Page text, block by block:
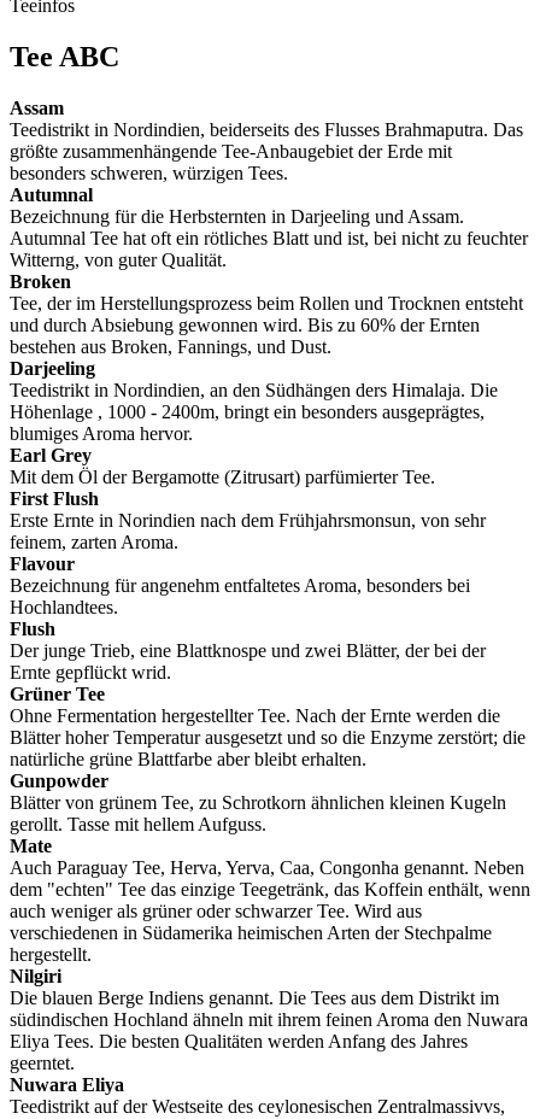
Teeinfos
Tee ABC
Assam
Teedistrikt in Nordindien, beiderseits des Flusses Brahmaputra. Das
größte zusammenhängende Tee-Anbaugebiet der Erde mit
besonders schweren, würzigen Tees.
Autumnal
Bezeichnung für die Herbsternten in Darjeeling und Assam.
Autumnal Tee hat oft ein rötliches Blatt und ist, bei nicht zu feuchter
Witterng, von guter Qualität.
Broken
Tee, der im Herstellungsprozess beim Rollen und Trocknen entsteht
und durch Absiebung gewonnen wird. Bis zu 60% der Ernten
bestehen aus Broken, Fannings, und Dust.
Darjeeling
Teedistrikt in Nordindien, an den Südhängen ders Himalaja. Die
Höhenlage , 1000 - 2400m, bringt ein besonders ausgeprägtes,
blumiges Aroma hervor.
Earl Grey
Mit dem Öl der Bergamotte (Zitrusart) parfümierter Tee.
First Flush
Erste Ernte in Norindien nach dem Frühjahrsmonsun, von sehr
feinem, zarten Aroma.
Flavour
Bezeichnung für angenehm entfaltetes Aroma, besonders bei
Hochlandtees.
Flush
Der junge Trieb, eine Blattknospe und zwei Blätter, der bei der
Ernte gepflückt wrid.
Grüner Tee
Ohne Fermentation hergestellter Tee. Nach der Ernte werden die
Blätter hoher Temperatur ausgesetzt und so die Enzyme zerstört; die
natürliche grüne Blattfarbe aber bleibt erhalten.
Gunpowder
Blätter von grünem Tee, zu Schrotkorn ähnlichen kleinen Kugeln
gerollt. Tasse mit hellem Aufguss.
Mate
Auch Paraguay Tee, Herva, Yerva, Caa, Congonha genannt. Neben
dem "echten" Tee das einzige Teegetränk, das Koffein enthält, wenn
auch weniger als grüner oder schwarzer Tee. Wird aus
verschiedenen in Südamerika heimischen Arten der Stechpalme
hergestellt.
Nilgiri
Die blauen Berge Indiens genannt. Die Tees aus dem Distrikt im
südindischen Hochland ähneln mit ihrem feinen Aroma den Nuwara
Eliya Tees. Die besten Qualitäten werden Anfang des Jahres
geerntet.
Nuwara Eliya
Teedistrikt auf der Westseite des ceylonesischen Zentralmassivvs,